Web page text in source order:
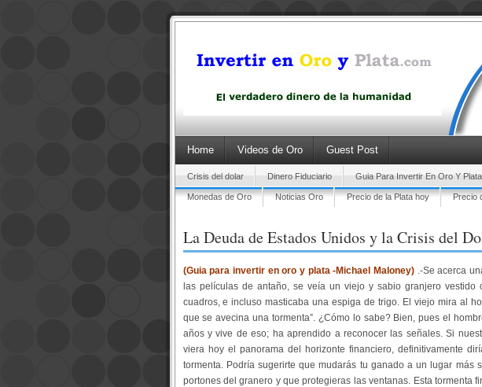
Home Videos de Oro Guest Post
Crisis del dolar Dinero Fiduciario Guia Para Invertir En Oro Y Plata
Monedas de Oro Noticias Oro Precio de la Plata hoy Precio
La Deuda de Estados Unidos y la Crisis del
(Guia para invertir en oro y plata -Michael Maloney) .-Se acerca
las películas de antaño, se veía un viejo y sabio granjero vestido
cuadros, e incluso masticaba una espiga de trigo. El viejo mira al
que se avecina una tormenta”. ¿Cómo lo sabe? Bien, pues el
años y vive de eso; ha aprendido a reconocer las señales. Si
viera hoy el panorama del horizonte financiero, definitivamente
tormenta. Podría sugerirte que mudarás tu ganado a un lugar más
portones del granero y que protegieras las ventanas. Esta tormenta